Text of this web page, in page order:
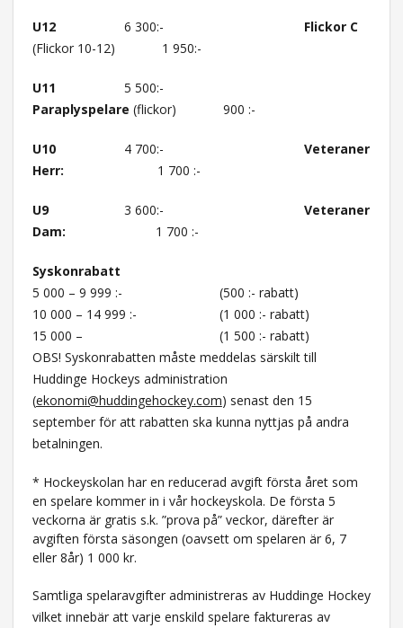
U12 6 300:- Flickor C
(Flickor 10-12) 1 950:-
U11 5 500:-
Paraplyspelare (flickor) 900 :-
U10 4 700:- Veteraner
Herr: 1 700 :-
U9 3 600:- Veteraner
Dam: 1 700 :-
Syskonrabatt
5 000 – 9 999 :- (500 :- rabatt)
10 000 – 14 999 :- (1 000 :- rabatt)
15 000 – (1 500 :- rabatt)
OBS! Syskonrabatten måste meddelas särskilt till
Huddinge Hockeys administration
(ekonomi@huddingehockey.com) senast den 15
september för att rabatten ska kunna nyttjas på andra
betalningen.
* Hockeyskolan har en reducerad avgift första året som
en spelare kommer in i vår hockeyskola. De första 5
veckorna är gratis s.k. ”prova på” veckor, därefter är
avgiften första säsongen (oavsett om spelaren är 6, 7
eller 8år) 1 000 kr.
Samtliga spelaravgifter administreras av Huddinge Hockey
vilket innebär att varje enskild spelare faktureras av